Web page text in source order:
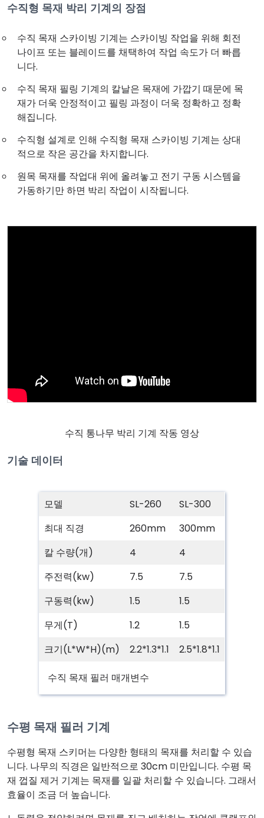
수직형 목재 박리 기계의 장점
수직 목재 스카이빙 기계는 스카이빙 작업을 위해 회전
나이프 또는 블레이드를 채택하여 작업 속도가 더 빠릅
니다.
수직 목재 필링 기계의 칼날은 목재에 가깝기 때문에 목
재가 더욱 안정적이고 필링 과정이 더욱 정확하고 정확
해집니다.
수직형 설계로 인해 수직형 목재 스카이빙 기계는 상대
적으로 작은 공간을 차지합니다.
원목 목재를 작업대 위에 올려놓고 전기 구동 시스템을
가동하기만 하면 박리 작업이 시작됩니다.
수직 통나무 박리 기계 작동 영상
기술 데이터
모델 SL-260
SL-300
최대 직경
260mm
300mm
칼 수량(개)
4
4
주전력(kw)
7.5
7.5
구동력(kw)
1.5
1.5
무게(T)
1.2
1.5
크기(L*W*H)(m)
2.2*1.3*1.1 2.5*1.8*1.1
수직 목재 필러 매개변수
수평 목재 필러 기계
수평형 목재 스키머는 다양한 형태의 목재를 처리할 수 있습
니다. 나무의 직경은 일반적으로 30cm 미만입니다. 수평 목
재 껍질 제거 기계는 목재를 일괄 처리할 수 있습니다. 그래서
효율이 조금 더 높습니다.